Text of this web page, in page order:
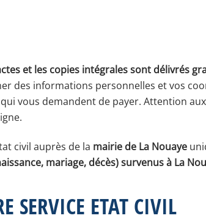
et les copies intégrales sont délivrés
des informations personnelles et vos
vous demandent de payer. Attention
civil auprès de la mairie de La Nouaye
mariage, décès) survenus à La
SERVICE ETAT CIVIL